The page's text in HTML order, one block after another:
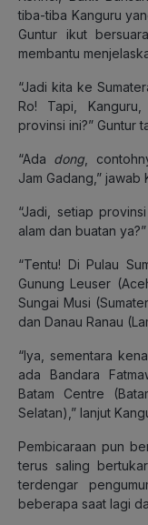
tiba-tiba Kanguru
Guntur ikut
membantu
“Jadi kita ke
Ro! Tapi,
provinsi ini?” Guntur
“Ada dong,
Jam Gadang,” jawab
“Jadi, setiap
alam dan buatan
“Tentu! Di Pulau
Gunung Leuser
Sungai Musi
dan Danau Ranau
“Iya, sementara
ada Bandara
Batam Centre
Selatan),” lanjut
Pembicaraan pun
terus saling
terdengar
beberapa saat lagi